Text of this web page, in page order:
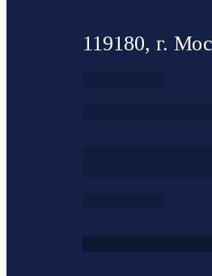
119180, г.